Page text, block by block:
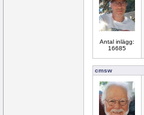
Antal inlägg:
16685
cmsw